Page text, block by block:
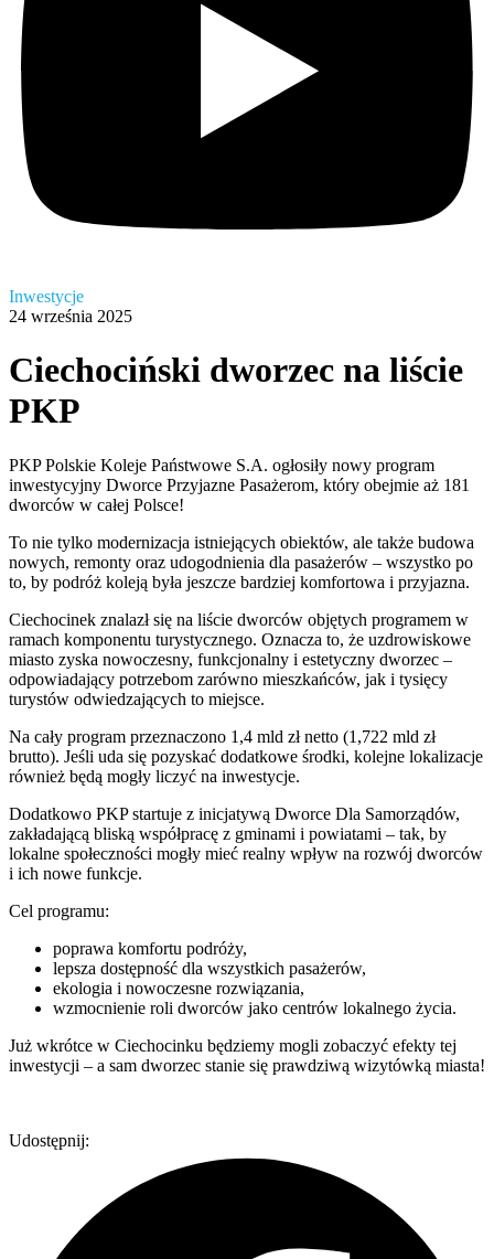
Inwestycje
24 września 2025
Ciechociński dworzec na liście
PKP
PKP Polskie Koleje Państwowe S.A. ogłosiły nowy program
inwestycyjny Dworce Przyjazne Pasażerom, który obejmie aż 181
dworców w całej Polsce!
To nie tylko modernizacja istniejących obiektów, ale także budowa
nowych, remonty oraz udogodnienia dla pasażerów – wszystko po
to, by podróż koleją była jeszcze bardziej komfortowa i przyjazna.
Ciechocinek znalazł się na liście dworców objętych programem w
ramach komponentu turystycznego. Oznacza to, że uzdrowiskowe
miasto zyska nowoczesny, funkcjonalny i estetyczny dworzec –
odpowiadający potrzebom zarówno mieszkańców, jak i tysięcy
turystów odwiedzających to miejsce.
Na cały program przeznaczono 1,4 mld zł netto (1,722 mld zł
brutto). Jeśli uda się pozyskać dodatkowe środki, kolejne lokalizacje
również będą mogły liczyć na inwestycje.
Dodatkowo PKP startuje z inicjatywą Dworce Dla Samorządów,
zakładającą bliską współpracę z gminami i powiatami – tak, by
lokalne społeczności mogły mieć realny wpływ na rozwój dworców
i ich nowe funkcje.
Cel programu:
poprawa komfortu podróży,
lepsza dostępność dla wszystkich pasażerów,
ekologia i nowoczesne rozwiązania,
wzmocnienie roli dworców jako centrów lokalnego życia.
Już wkrótce w Ciechocinku będziemy mogli zobaczyć efekty tej
inwestycji – a sam dworzec stanie się prawdziwą wizytówką miasta!
Udostępnij: